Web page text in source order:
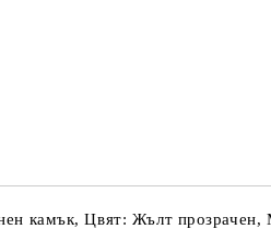
камък, Цвят: Жълт